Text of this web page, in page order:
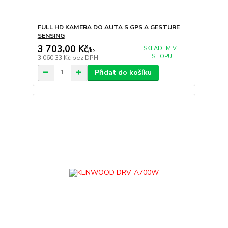
FULL HD KAMERA DO AUTA S GPS A GESTURE
SENSING
3 703,00 Kč/ks
3 060,33 Kč bez DPH
SKLADEM V
ESHOPU
Přidat do košíku